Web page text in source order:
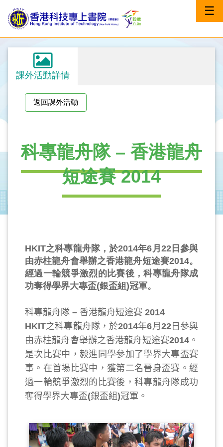
☰
課外活動詳情
返回課外活動
科專龍舟隊 – 香港龍舟
短途賽 2014
HKIT之科專龍舟隊，於2014年6月22日參與
由赤柱龍舟會舉辦之香港龍舟短途賽2014。
經過一輪競爭激烈的比賽後，科專龍舟隊成
功奪得學界大專盃(銀盃組)冠軍。
科專龍舟隊 – 香港龍舟短途賽 2014
HKIT之科專龍舟隊，於2014年6月22日參與
由赤柱龍舟會舉辦之香港龍舟短途賽2014。
是次比賽中，毅進同學參加了學界大專盃賽
事。在首場比賽中，獲第二名晉身盃賽。經
過一輪競爭激烈的比賽後，科專龍舟隊成功
奪得學界大專盃(銀盃組)冠軍。